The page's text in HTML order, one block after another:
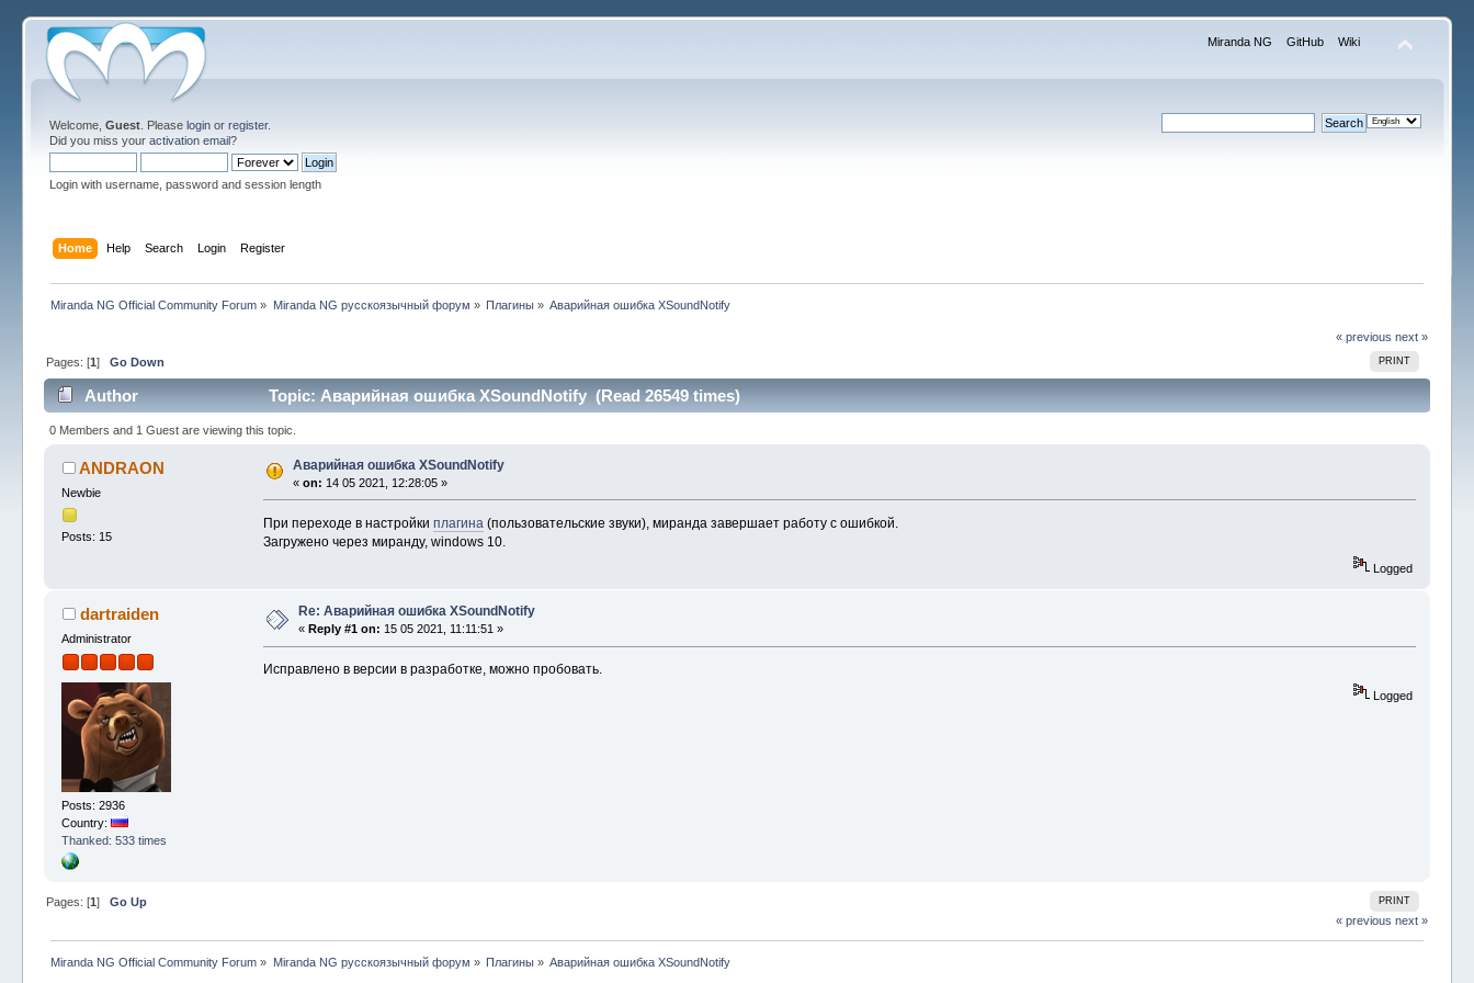
Miranda NG GitHub Wiki
Welcome,Guest . Pleaselogin orregister.
Did you miss youractivation email?
Login with username, password and session length
Home Help Search Login Register
Miranda NG Official Community Forum » Miranda NG русскоязычный форум » Плагины » Аварийная ошибка XSoundNotify
« previous next »
PRINT
Pages: [1]Go Down
Author Topic: Аварийная ошибка XSoundNotify (Read 26549 times)
0 Members and 1 Guest are viewing this topic.
ANDRAON
Newbie
Posts: 15
Аварийная ошибка XSoundNotify
«on: 14 05 2021, 12:28:05 »
При переходе в настройки плагина(пользовательские звуки), миранда завершает работу с ошибкой.
Загружено через миранду, windows 10.
Logged
dartraiden
Administrator
Posts: 2936
Country:
Thanked: 533 times
Re: Аварийная ошибка XSoundNotify
«Reply #1 on: 15 05 2021, 11:11:51 »
Исправлено в версии в разработке, можно пробовать.
Logged
PRINT
Pages: [1]Go Up
« previous next »
Miranda NG Official Community Forum » Miranda NG русскоязычный форум » Плагины » Аварийная ошибка XSoundNotify